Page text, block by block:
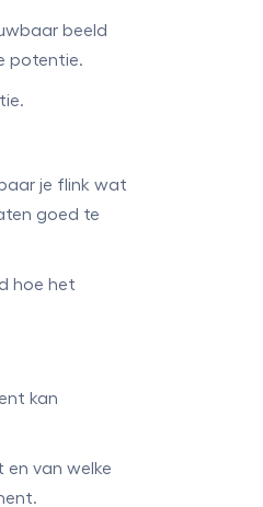
beeld
potentie.
je flink wat
goed te
hoe het
kan
van welke